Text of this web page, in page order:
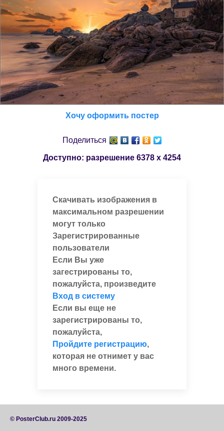
Хочу оформить постер
Поделиться
Доступно: разрешение 6378 x 4254
Скачивать изображения в
максимальном разрешении
могут только
Зарегистрированные
пользователи
Если Вы уже
загестрированы то,
пожалуйста, произведите
Вход в систему
Если вы еще не
зарегистрированы то,
пожалуйста,
Пройдите регистрацию,
которая не отнимет у вас
много времени.
© PosterClub.ru 2009-2025